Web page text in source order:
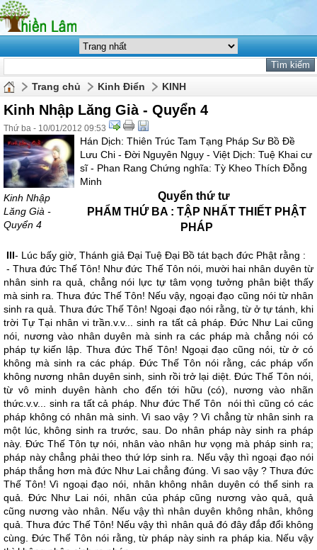
Trang chủ Kinh Điển KINH
Kinh Nhập Lăng Già - Quyển 4
Thứ ba - 10/01/2012 09:53
Kinh Nhập
Lăng Già -
Quyển 4
Hán Dịch: Thiên Trúc Tam Tạng Pháp Sư Bồ Ðề
Lưu Chi - Ðời Nguyên Ngụy - Việt Dịch: Tuệ Khai cư
sĩ - Phan Rang Chứng nghĩa: Tỳ Kheo Thích Đỗng
Minh
Quyển thứ tư
PHẨM THỨ BA : TẬP NHẤT THIẾT PHẬT
PHÁP
III- Lúc bấy giờ, Thánh giả Ðại Tuệ Ðại Bồ tát bạch đức Phật rằng :
- Thưa đức Thế Tôn! Như đức Thế Tôn nói, mười hai nhân duyên từ
nhân sinh ra quả, chẳng nói lực tự tâm vọng tưởng phân biệt thấy
mà sinh ra. Thưa đức Thế Tôn! Nếu vậy, ngoại đạo cũng nói từ nhân
sinh ra quả. Thưa đức Thế Tôn! Ngoại đạo nói rằng, từ ở tự tánh, khi
trời Tự Tại nhân vi trần.v.v... sinh ra tất cả pháp. Ðức Như Lai cũng
nói, nương vào nhân duyên mà sinh ra các pháp mà chẳng nói có
pháp tự kiến lập. Thưa đức Thế Tôn! Ngoại đạo cũng nói, từ ở có
không mà sinh ra các pháp. Ðức Thế Tôn nói rằng, các pháp vốn
không nương nhân duyên sinh, sinh rồi trở lại diệt. Ðức Thế Tôn nói,
từ vô minh duyên hành cho đến tới hữu (có), nương vào nhãn
thức.v.v... sinh ra tất cả pháp. Như đức Thế Tôn nói thì cũng có các
pháp không có nhân mà sinh. Vì sao vậy ? Vì chẳng từ nhân sinh ra
một lúc, không sinh ra trước, sau. Do nhân pháp này sinh ra pháp
này. Ðức Thế Tôn tự nói, nhân vào nhân hư vọng mà pháp sinh ra;
pháp này chẳng phải theo thứ lớp sinh ra. Nếu vậy thì ngoại đạo nói
pháp thắng hơn mà đức Như Lai chẳng đúng. Vì sao vậy ? Thưa đức
Thế Tôn! Vì ngoại đạo nói, nhân không nhân duyên có thể sinh ra
quả. Ðức Như Lai nói, nhân của pháp cũng nương vào quả, quả
cũng nương vào nhân. Nếu vậy thì nhân duyên không nhân, không
quả. Thưa đức Thế Tôn! Nếu vậy thì nhân quả đó đây đắp đổi không
cùng. Ðức Thế Tôn nói rằng, từ pháp này sinh ra pháp kia. Nếu vậy